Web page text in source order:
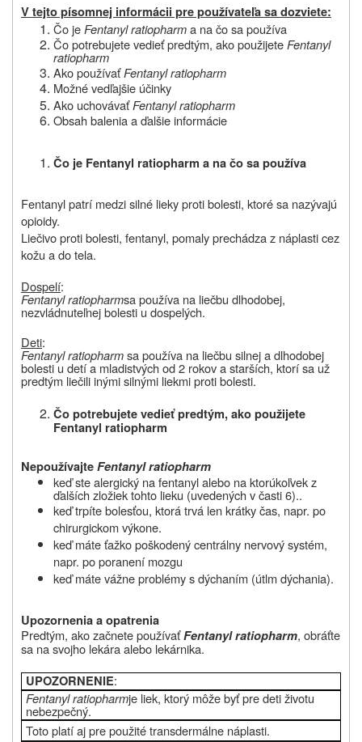
V tejto písomnej informácii pre používateľa sa dozviete:
Čo je Fentanyl ratiopharma na čo sa používa
Čo potrebujete vedieť predtým, akopoužijete Fentanyl
ratiopharm
Ako používať Fentanyl ratiopharm
Možné vedľajšie účinky
Ako uchovávať Fentanyl ratiopharm
Obsah balenia a ďalšie informácie
Čo je Fentanyl ratiopharm a načo sa používa
Fentanyl patrí medzi silné lieky proti bolesti, ktoré sa nazývajú
opioidy.
Liečivo proti bolesti, fentanyl, pomaly prechádza z náplasti cez
kožu a do tela.
Dospelí:
Fentanyl ratiopharmsa používa na liečbu dlhodobej,
nezvládnuteľnej bolesti u dospelých.
Deti:
Fentanyl ratiopharmsa používa na liečbu silnej a dlhodobej
bolesti u detí a mladistvých od 2 rokov a starších, ktorí sa už
predtým liečili inými silnými liekmi proti bolesti.
Čo potrebujete vedieť predtým, ako použijete
Fentanyl ratiopharm
NepoužívajteFentanyl ratiopharm
keď ste alergický na fentanyl alebo na ktorúkoľvek z
ďalších zložiektohto lieku (uvedených v časti 6)..
keď trpíte bolesťou, ktorá trvá len krátky čas, napr. po
chirurgickom výkone.
keď máte ťažko poškodený centrálny nervový systém,
napr. po poranení mozgu
keď máte vážne problémy s dýchaním (útlm dýchania).
Upozornenia a opatrenia
Predtým, ako začnete používaťFentanyl ratiopharm, obráťte
sa na svojho lekára alebo lekárnika.
UPOZORNENIE:
Fentanyl ratiopharmje liek, ktorý môže byť pre deti životu
nebezpečný.
Toto platí aj pre použité transdermálne náplasti.